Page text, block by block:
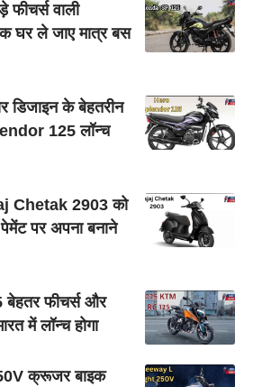
वाली
घर ले जाए मात्र बस
डिजाइन के बेहतरीन
125 लॉन्च
Chetak 2903 को
पर अपना बनाने
फीचर्स और
में लॉन्च होगा
क्रूजर बाइक